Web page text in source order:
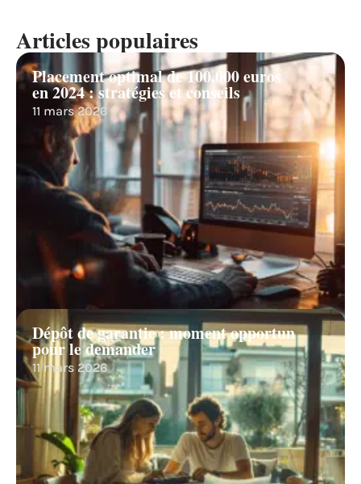
Articles populaires
Placement optimal de 100.000 euros
en 2024 : stratégies et conseils
11 mars 2026
Dépôt de garantie : moment opportun
pour le demander
11 mars 2026